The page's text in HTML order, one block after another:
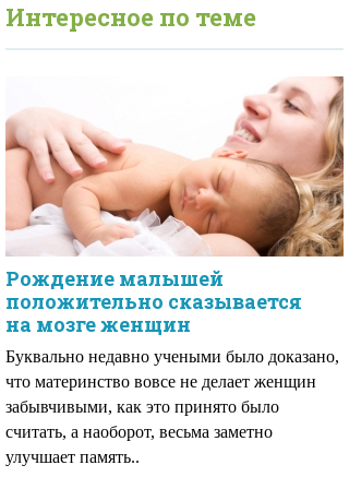
Интересное по теме
Рождение малышей
положительно сказывается
на мозге женщин
Буквально недавно учеными было доказано,
что материнство вовсе не делает женщин
забывчивыми, как это принято было
считать, а наоборот, весьма заметно
улучшает память..